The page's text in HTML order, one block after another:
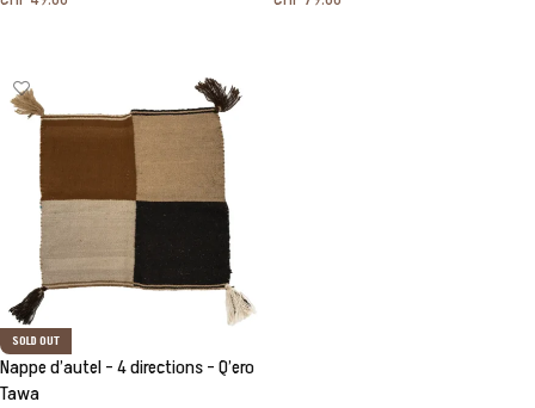
SOLD OUT
Nappe d’autel – 4 directions – Q’ero
Tawa